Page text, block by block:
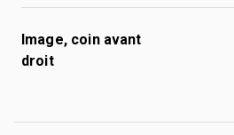
Image, coin avant
droit